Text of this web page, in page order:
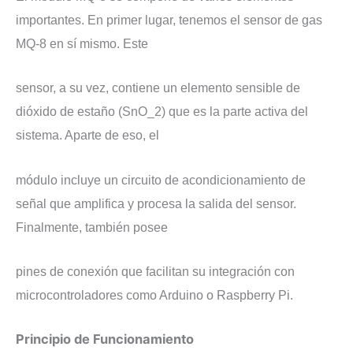
importantes. En primer lugar, tenemos el sensor de gas
MQ-8 en sí mismo. Este
sensor, a su vez, contiene un elemento sensible de
dióxido de estaño (SnO_2) que es la parte activa del
sistema. Aparte de eso, el
módulo incluye un circuito de acondicionamiento de
señal que amplifica y procesa la salida del sensor.
Finalmente, también posee
pines de conexión que facilitan su integración con
microcontroladores como Arduino o Raspberry Pi.
​Principio de Funcionamiento